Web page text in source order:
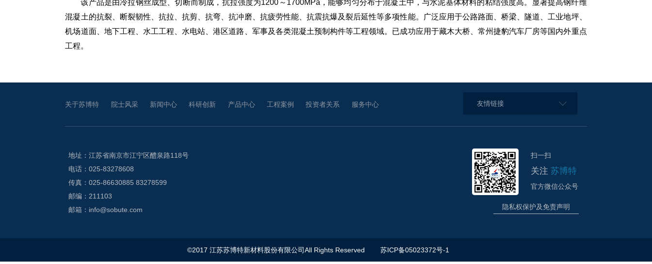
该产品是由冷拉钢丝成型、切断而制成，抗拉强度为1200～1700MPa，能够均匀分布于混凝土中，与水泥基体材料的粘结强度高。显著提高钢纤维
混凝土的抗裂、断裂韧性、抗拉、抗剪、抗弯、抗冲磨、抗疲劳性能、抗震抗爆及裂后延性等多项性能。广泛应用于公路路面、桥梁、隧道、工业地坪、
机场道面、地下工程、水工工程、水电站、港区道路、军事及各类混凝土预制构件等工程领域。已成功应用于藏木大桥、常州捷豹汽车厂房等国内外重点
工程。
关于苏博特 院士风采 新闻中心 科研创新 产品中心 工程案例 投资者关系 服务中心 友情链接
地址：江苏省南京市江宁区醴泉路118号
电话：025-83278608
传真：025-86630885 83278599
邮编：211103
邮箱：info@sobute.com
扫一扫
关注 苏博特
官方微信公众号
隐私权保护及免责声明
©2017 江苏苏博特新材料股份有限公司All Rights Reserved 苏ICP备05023372号-1